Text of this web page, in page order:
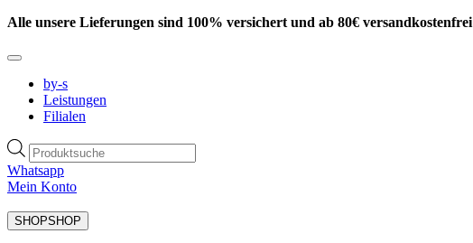
Zum
springen
Alle unsere Lieferungen sind 100% versichert und ab 80€ versandkostenfrei
by-s
Leistungen
Filialen
Products
search
Whatsapp
Mein Konto
SHOPSHOP